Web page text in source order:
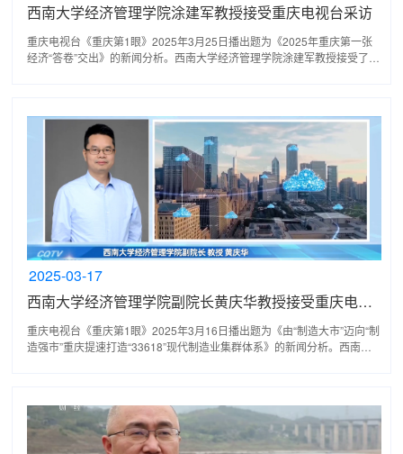
西南大学经济管理学院涂建军教授接受重庆电视台采访
重庆电视台《重庆第1眼》2025年3月25日播出题为《2025年重庆第一张
经济“答卷”交出》的新闻分析。西南大学经济管理学院涂建军教授接受了记
2025-03-17
西南大学经济管理学院副院长黄庆华教授接受重庆电视台采访
重庆电视台《重庆第1眼》2025年3月16日播出题为《由“制造大市”迈向“制
造强市”重庆提速打造“33618”现代制造业集群体系》的新闻分析。西南大